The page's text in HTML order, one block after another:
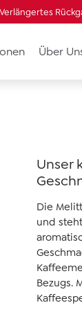
Über
Unser
Die
und
Bezugs.